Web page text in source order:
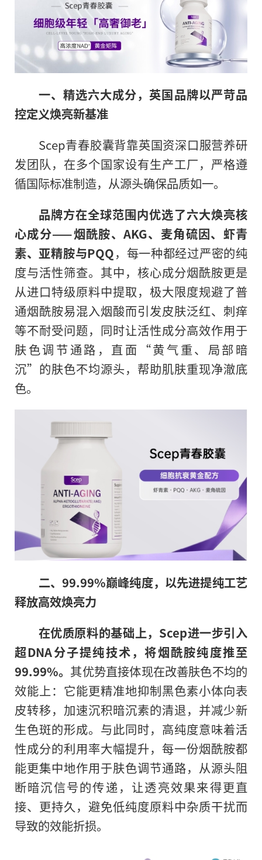
一、精选六大成分，英国品牌以严苛品
控定义焕亮新基准
Scep青春胶囊背靠英国资深口服营养研
发团队，在多个国家设有生产工厂，严格遵
循国际标准制造，从源头确保品质如一。
品牌方在全球范围内优选了六大焕亮核
心成分——烟酰胺、AKG、麦角硫因、虾青
素、亚精胺与PQQ，每一种都经过严密的纯
度与活性筛查。其中，核心成分烟酰胺更是
从进口特级原料中提取，极大限度规避了普
通烟酰胺易混入烟酸而引发皮肤泛红、刺痒
等不耐受问题，同时让活性成分高效作用于
肤色调节通路，直面“黄气重、局部暗
沉”的肤色不均源头，帮助肌肤重现净澈底
色。
二、 99.99%巅峰纯度，以先进提纯工艺
释放高效焕亮力
在优质原料的基础上， Scep进一步引入
超DNA分子提纯技术，将烟酰胺纯度推至
99.99%。 其优势直接体现在改善肤色不均的
效能上：它能更精准地抑制黑色素小体向表
皮转移，加速沉积暗沉素的清退，并减少新
生色斑的形成。与此同时，高纯度意味着活
性成分的利用率大幅提升，每一份烟酰胺都
能更集中地作用于肤色调节通路，从源头阻
断暗沉信号的传递，让透亮效果来得更直
接、更持久，避免低纯度原料中杂质干扰而
导致的效能折损。